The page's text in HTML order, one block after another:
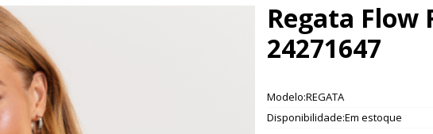
Regata Flow
24271647
Modelo:REGATA
Disponibilidade:Em estoque